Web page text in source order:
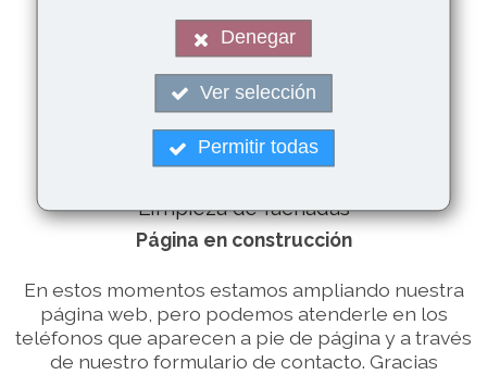
Reformas en cocinas y baños
Eliminación de tabiques
Trabajos de fontanería
Piscinas
Sustitución de ventanas y claraboyas
Limpieza de fachadas
Página en construcción
En estos momentos estamos ampliando nuestra
página web, pero podemos atenderle en los
teléfonos que aparecen a pie de página y a través
de nuestro formulario de contacto. Gracias
9 Denegar
g Ver selección
g Permitir todas